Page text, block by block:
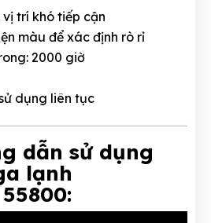
trí khó tiếp cận
màu để xác định rò rỉ
2000 giờ
dụng liên tục
dẫn sử dụng
lạnh